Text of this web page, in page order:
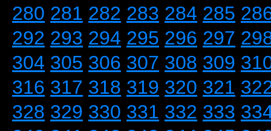
280 281 282 283 284 285
292 293 294 295 296 297
304 305 306 307 308 309
316 317 318 319 320 321
328 329 330 331 332 333